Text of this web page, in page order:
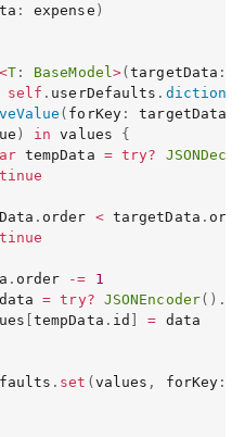
: expense )
<T: BaseModel>(targetData :
self . userDefaults .
( forKey : targetData
) in values {
tempData = try?
. order < targetData .
. order -=
1
= try? JSONEncoder( ) .
tempData . id = data
. set ( values , forKey :